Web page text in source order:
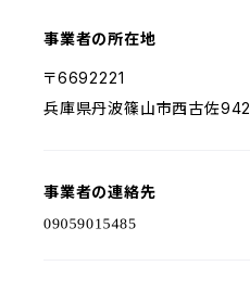
事業者の所在地
〒6692221
兵庫県丹波篠山市西古佐942
事業者の連絡先